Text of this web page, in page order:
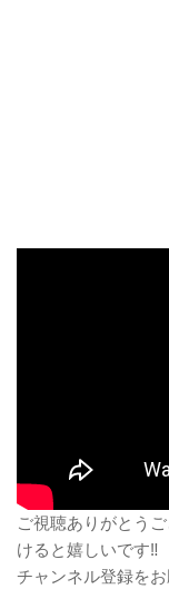
ご視聴ありがとう
けると嬉しいです‼
チャンネル登録をお